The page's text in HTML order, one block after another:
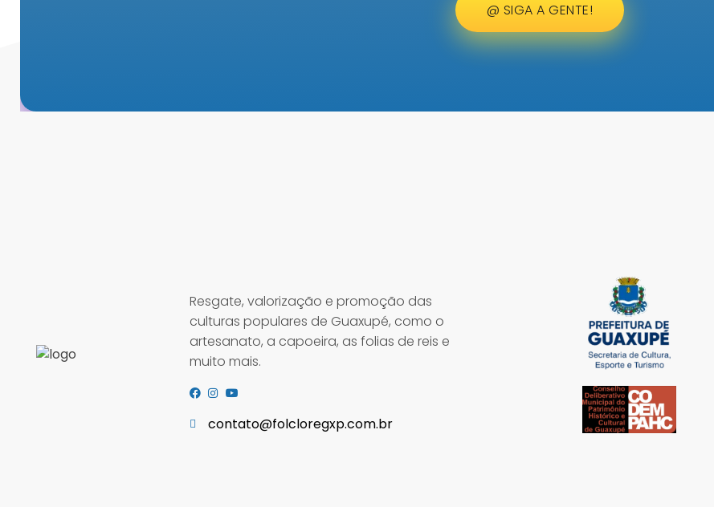
@ SIGA A GENTE!
Resgate, valorização e promoção das
culturas populares de Guaxupé, como o
artesanato, a capoeira, as folias de reis e
muito mais.
contato@folcloregxp.com.br